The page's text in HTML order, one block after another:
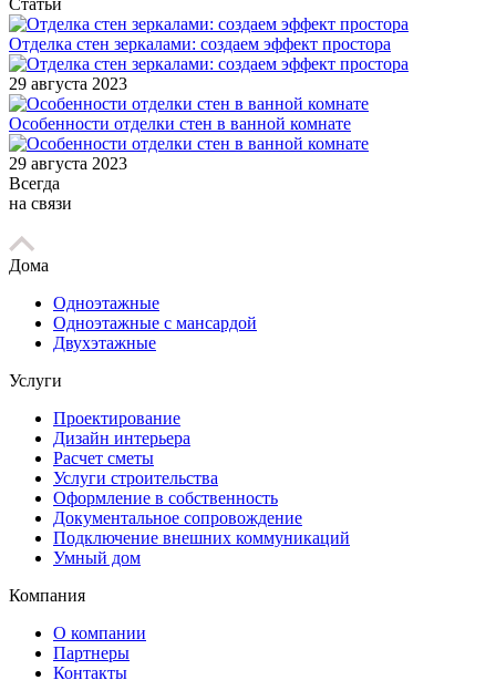
Статьи
Отделка стен зеркалами: создаем эффект простора
29 августа 2023
Особенности отделки стен в ванной комнате
29 августа 2023
Всегда
на связи
Дома
Одноэтажные
Одноэтажные с мансардой
Двухэтажные
Услуги
Проектирование
Дизайн интерьера
Расчет сметы
Услуги строительства
Оформление в собственность
Документальное сопровождение
Подключение внешних коммуникаций
Умный дом
Компания
О компании
Партнеры
Контакты